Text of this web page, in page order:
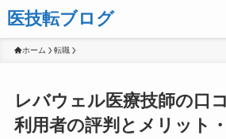
医技転ブログ
ホーム 転職
レバウェル医療技師の口
利用者の評判とメリット